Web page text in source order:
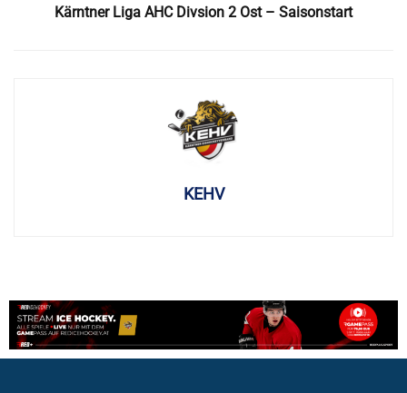
Kärntner Liga AHC Divsion 2 Ost – Saisonstart
KEHV